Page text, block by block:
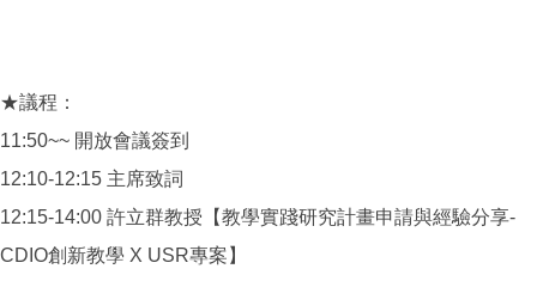
★議程：
11:50~~ 開放會議簽到
12:10-12:15 主席致詞
12:15-14:00 許立群教授【教學實踐研究計畫申請與經驗分享-
CDIO創新教學 X USR專案】